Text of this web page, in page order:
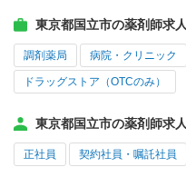
東京都国立市の薬剤師求
調剤薬局 病院・クリニック
ドラッグストア（OTCのみ）
東京都国立市の薬剤師求
正社員 契約社員・嘱託社員